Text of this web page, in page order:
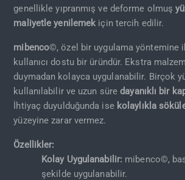
genellikle yıpranmış ve deforme olmuş
maliyetle yenilemek için tercih edilir.
mibenco©, özel bir uygulama yöntemine
kullanıcı dostu bir üründür. Ekstra
duymadan kolayca uygulanabilir. Birçok
kullanılabilir ve uzun süredayanıklı bir
İhtiyaç duyulduğunda ise kolaylıkla
yüzeyine zarar vermez.
Özellikler:
Kolay Uygulanabilir: mibenco©,
şekilde uygulanabilir.